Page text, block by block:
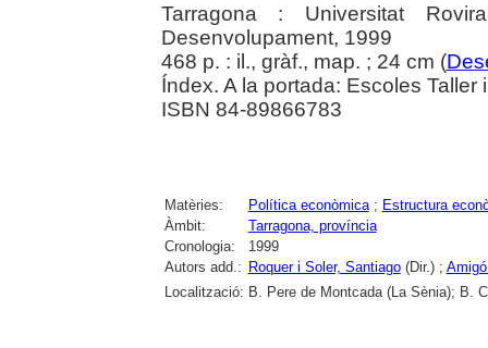
Tarragona : Universitat
Desenvolupament, 1999
468 p. : il., gràf., map. ; 24 cm (
Índex. A la portada: Escoles Taller
ISBN 84-89866783
Matèries: Política econòmica; Estructura
Àmbit:
Tarragona, província
Cronologia:
1999
Autors add.: Roquer i Soler, Santiago(Dir.) ;
Localització: B. Pere de Montcada (La Sènia); B.